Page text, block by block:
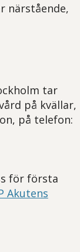
närstående,
tar
på kvällar,
på telefon:
för första
Akutens